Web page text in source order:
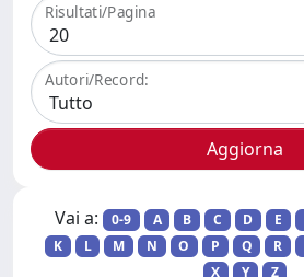
Risultati/Pagina
Autori/Record:
Vai a: 0-9 A B C D E
K
L M N O P Q R
X
Y Z